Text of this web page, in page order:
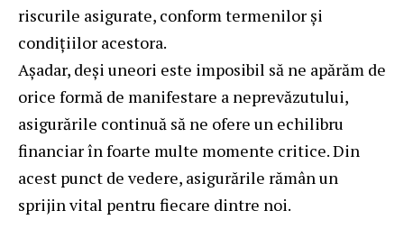
riscurile asigurate, conform termenilor și
condițiilor acestora.
Așadar, deși uneori este imposibil să ne apărăm de
orice formă de manifestare a neprevăzutului,
asigurările continuă să ne ofere un echilibru
financiar în foarte multe momente critice. Din
acest punct de vedere, asigurările rămân un
sprijin vital pentru fiecare dintre noi.